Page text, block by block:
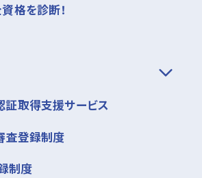
格を診断！
取得支援サービス
登録制度
制度